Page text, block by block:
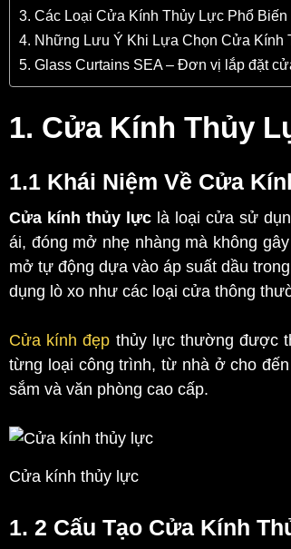
3. Các Loại Cửa Kính Thủy Lực Phổ Biến
4. Những Lưu Ý Khi Lựa Chọn Cửa Kính
5. Glass Curtains SEA – Đơn vị lắp đặt
1. Cửa Kính Thủy
1.1 Khái Niệm Về Cửa
Cửa kính thủy lựclà loại cửa sử
ái, đóng mở nhẹ nhàng mà không
mở tự động dựa vào áp suất dầu
dụng lò xo như các loại cửa thông
Cửa kính đẹp thủy lực thường được
từng loại công trình, từ nhà ở cho
sắm và văn phòng cao cấp.
Cửa kính thủy lực
1. 2 Cấu Tạo Cửa Kính